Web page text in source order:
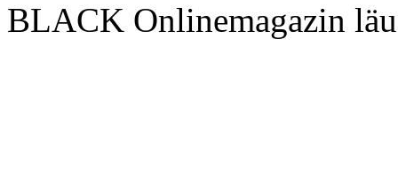
BLACK Onlinemagazin